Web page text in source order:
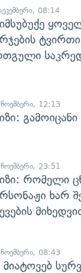
08:14
12:13
23:51
რომელი
ხარ
08:43
მიატოვებ